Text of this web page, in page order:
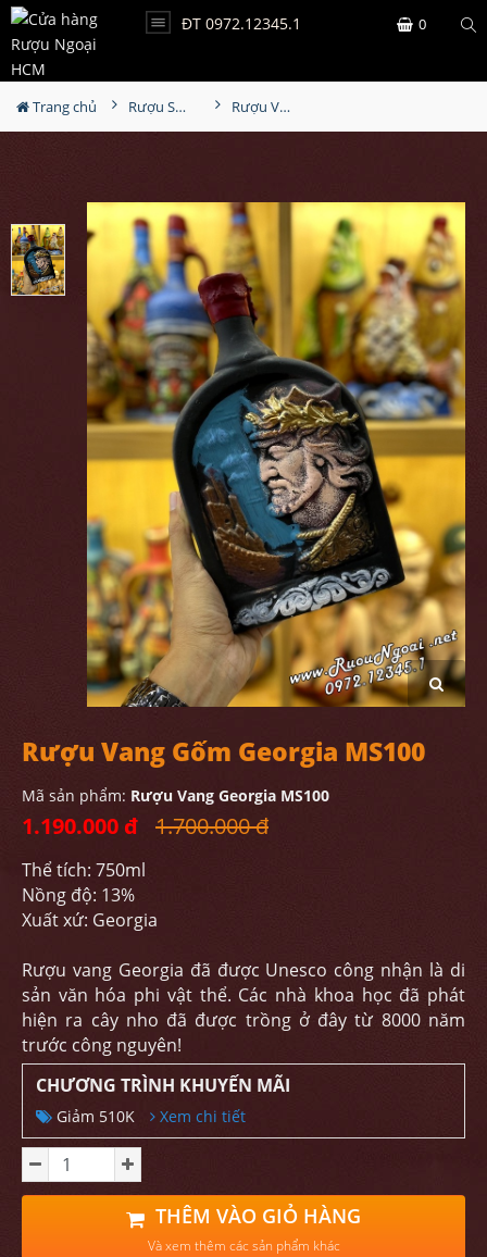
ĐT 0972.12345.1 0
Trang chủ Rượu Sưu Tầm - Nga Rượu Vang Gốm Georgia MS100
Rượu Vang Gốm Georgia MS100
Mã sản phẩm: Rượu Vang Georgia MS100
1.190.000 đ 1.700.000 đ
Thể tích: 750ml
Nồng độ: 13%
Xuất xứ: Georgia
Rượu vang Georgia đã được Unesco công nhận là di
sản văn hóa phi vật thể. Các nhà khoa học đã phát
hiện ra cây nho đã được trồng ở đây từ 8000 năm
trước công nguyên!
CHƯƠNG TRÌNH KHUYẾN MÃI
Giảm 510K Xem chi tiết
THÊM VÀO GIỎ HÀNG
Và xem thêm các sản phẩm khác